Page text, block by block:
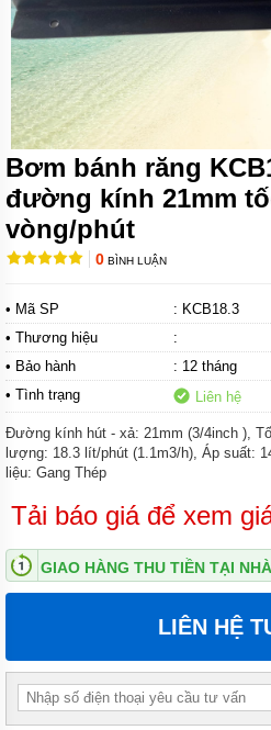
CỘT ÁP
CAO
MUYUAN
SERI MH
MÁY
BƠM
BÙN
HIỆU
SUẤT
CAO
MUYUAN
SERI
MHE
BƠM
HÚT
BÙN
CÔNG
SUẤT
LỚN
MUYUAN
SERI
MYU
BƠM
HÚT
MUYUAN
SERI MG
TRỤC
ĐỨNG
MUYUAN
SERI MV
Bơm bánh răng
đường kính 21mm
vòng/phút
0 BÌNH LUẬN
• Mã SP
: KCB18.3
• Thương hiệu
:
• Bảo hành
: 12 tháng
• Tình trạng
Liên hệ
Đường kính hút - xả: 21mm (3/4inch ),
lượng: 18.3 lít/phút (1.1m3/h), Áp suất:
liệu: Gang Thép
Tải báo giá để xem
GIAO HÀNG THU TIỀN TẠI
LIÊN HỆ